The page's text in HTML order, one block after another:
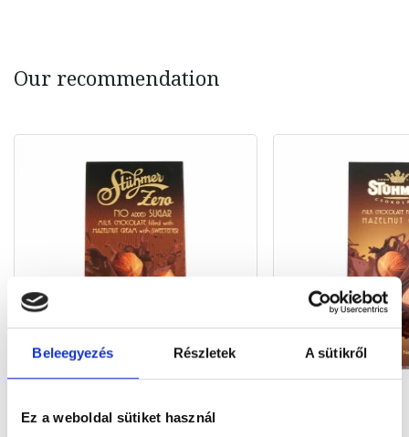
Beleegyezés Részletek A sütikről
Ez a weboldal sütiket használ
Our recommendation